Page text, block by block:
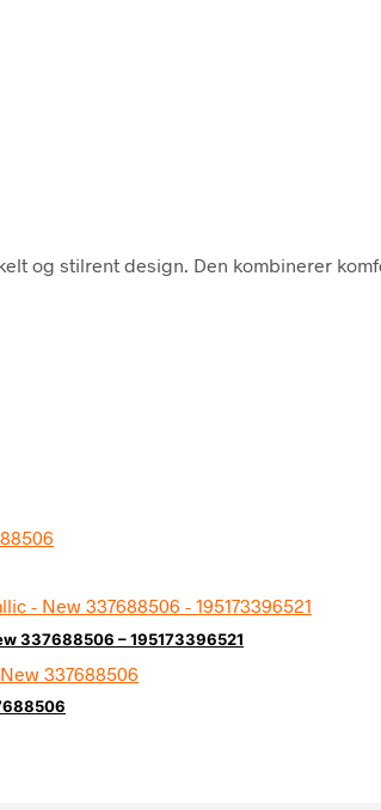
og stilrent design. Den kombinerer
337688506 – 195173396521